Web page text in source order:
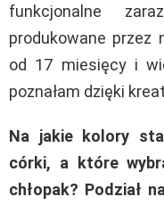
funkcjonalne
produkowane przez
od 17 miesięcy i
poznałam dzięki
Na jakie kolory
córki, a które
chłopak? Podział